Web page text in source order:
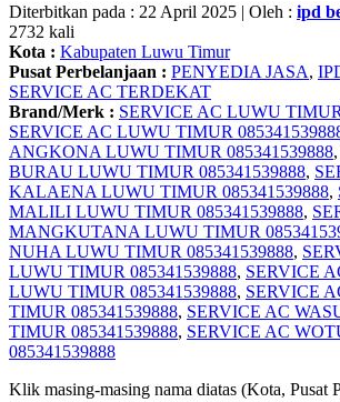
Diterbitkan pada : 22 April 2025 | Oleh : ipd
2732 kali
Kota : Kabupaten Luwu Timur
Pusat Perbelanjaan : PENYEDIA JASA,
SERVICE AC TERDEKAT
Brand/Merk : SERVICE AC LUWU
SERVICE AC LUWU TIMUR
ANGKONA LUWU TIMUR 085341539888,
BURAU LUWU TIMUR 085341539888,
KALAENA LUWU TIMUR 085341539888,
MALILI LUWU TIMUR 085341539888,
MANGKUTANA LUWU TIMUR
NUHA LUWU TIMUR 085341539888,
LUWU TIMUR 085341539888, SERVICE
LUWU TIMUR 085341539888, SERVICE
TIMUR 085341539888, SERVICE AC
TIMUR 085341539888, SERVICE AC
085341539888
Klik masing-masing nama diatas (Kota, Pusat